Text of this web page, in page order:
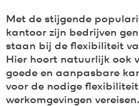
Met de stijgende
kantoor zijn bedrijven
staan bij de flexibiliteit
Hier hoort natuurlijk ook
goede en aanpasbare
voor de nodige
werkomgevingen